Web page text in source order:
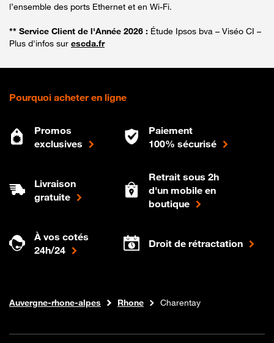
l’ensemble des ports Ethernet et en Wi-Fi.
** Service Client de l'Année 2026 : Étude Ipsos bva – Viséo CI –
Plus d'infos sur escda.fr
Pourquoi acheter en ligne
Promos
exclusives
Paiement
100% sécurisé
Livraison
gratuite
Retrait sous 2h
d'un mobile en
boutique
À vos cotés
24h/24
Droit de rétractation
Boutique Orange
Internet fibre
Auvergne-rhone-alpes Rhone Charentay